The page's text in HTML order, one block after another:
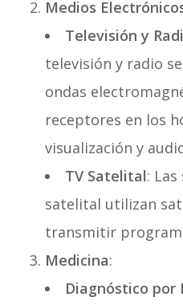
Medios
Televisión y
televisión y radio
ondas
receptores en los
visualización y
TV Satelital:
satelital utilizan
transmitir
Medicina:
Diagnóstico por